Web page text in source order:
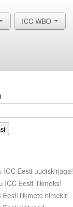
ICC WBO
ICC Eesti uudiskirjaga!
ICC Eesti liikmeks!
Eesti liikmete nimekiri